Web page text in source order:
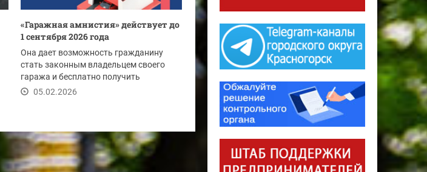
«Гаражная амнистия» действует до
1 сентября 2026 года
Она дает возможность гражданину
стать законным владельцем своего
гаража и бесплатно получить
земельный участок под...
05.02.2026